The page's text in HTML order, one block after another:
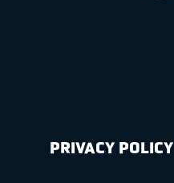
PRIVACY POLICY